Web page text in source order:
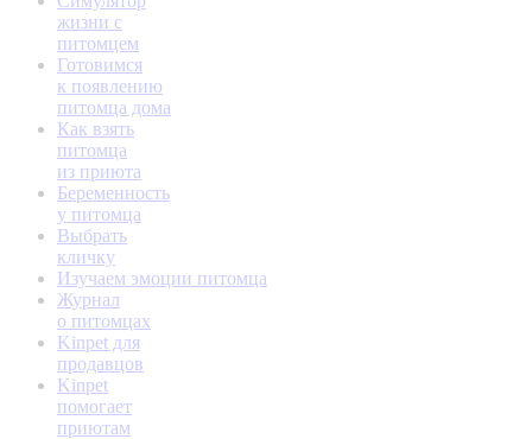
жизни с
питомцем
Готовимся
к появлению
питомца дома
Как взять
питомца
из приюта
Беременность
у питомца
Выбрать
кличку
Изучаем эмоции питомца
Журнал
о питомцах
Kinpet для
продавцов
Kinpet
помогает
приютам